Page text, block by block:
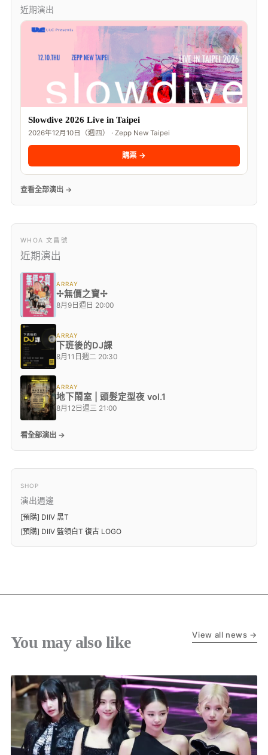
近期演出
Slowdive 2026 Live in Taipei
2026年12月10日（週四） · Zepp New Taipei
購票 →
查看全部演出 →
WHOA 文昌號
近期演出
ARRAY
✢無價之寶✢
8月9日週日 20:00
ARRAY
下班後的DJ課
8月11日週二 20:30
ARRAY
地下鬧室 | 頭髮定型夜 vol.1
8月12日週三 21:00
看全部演出 →
SHOP
演出週邊
[預購] DIIV 黑T
[預購] DIIV 藍領白T 復古 LOGO
You may also like View all news →